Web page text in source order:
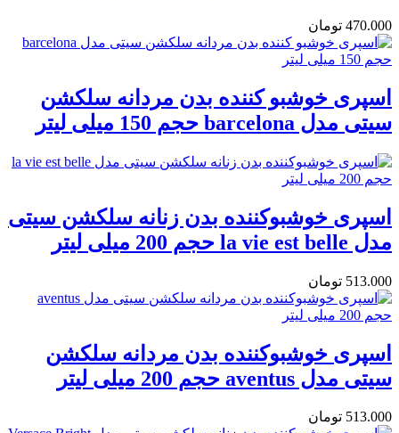
470.000 تومان
اسپری خوشبو کننده بدن مردانه سلکشن
سیتی مدل barcelona حجم 150 میلی لیتر
اسپری خوشبوکننده بدن زنانه سلکشن سیتی
مدل la vie est belle حجم 200 میلی لیتر
513.000 تومان
اسپری خوشبوکننده بدن مردانه سلکشن
سیتی مدل aventus حجم 200 میلی لیتر
513.000 تومان